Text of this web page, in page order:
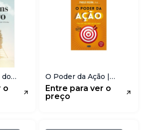
do
o
O Poder da Ação |
Paulo Vieira
Entre para ver o
preço